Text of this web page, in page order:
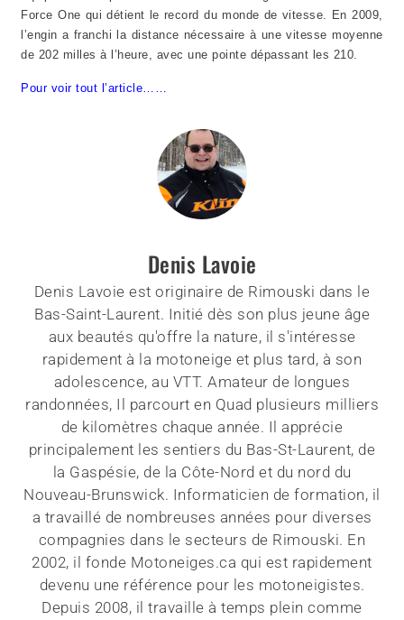
Force One qui détient le record du monde de vitesse. En 2009,
l’engin a franchi la distance nécessaire à une vitesse moyenne
de 202 milles à l’heure, avec une pointe dépassant les 210.
Pour voir tout l’article……
Denis Lavoie
Denis Lavoie est originaire de Rimouski dans le
Bas-Saint-Laurent. Initié dès son plus jeune âge
aux beautés qu'offre la nature, il s'intéresse
rapidement à la motoneige et plus tard, à son
adolescence, au VTT. Amateur de longues
randonnées, Il parcourt en Quad plusieurs milliers
de kilomètres chaque année. Il apprécie
principalement les sentiers du Bas-St-Laurent, de
la Gaspésie, de la Côte-Nord et du nord du
Nouveau-Brunswick. Informaticien de formation, il
a travaillé de nombreuses années pour diverses
compagnies dans le secteurs de Rimouski. En
2002, il fonde Motoneiges.ca qui est rapidement
devenu une référence pour les motoneigistes.
Depuis 2008, il travaille à temps plein comme